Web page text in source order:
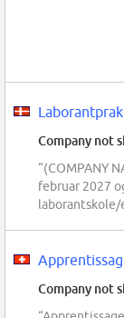
Company not
“(COMPANY
februar 2027
laborantskole/
Company not